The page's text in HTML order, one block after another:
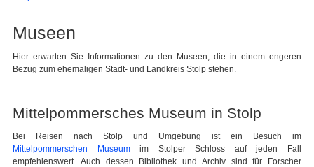
Museen
Hier erwarten Sie Informationen zu den Museen, die in einem engeren
Bezug zum ehemaligen Stadt- und Landkreis Stolp stehen.
Mittelpommersches Museum in Stolp
Bei Reisen nach Stolp und Umgebung ist ein Besuch im
Mittelpommerschen Museumim Stolper Schloss auf jeden Fall
empfehlenswert. Auch dessen Bibliothek und Archiv sind für Forscher